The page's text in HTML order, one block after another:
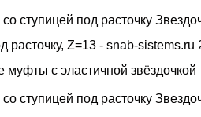
муфты с эластичной звёздочкой